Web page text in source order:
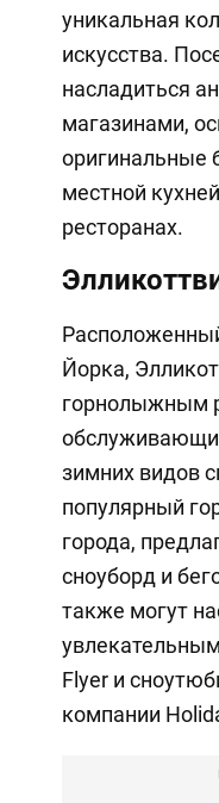
уникальная
искусства.
насладиться
магазинами,
оригинальные
местной
ресторанах.
Йорка,
горнолыжным
зимних видов
популярный
города,
сноуборд и
также могут
Flyer и
компании